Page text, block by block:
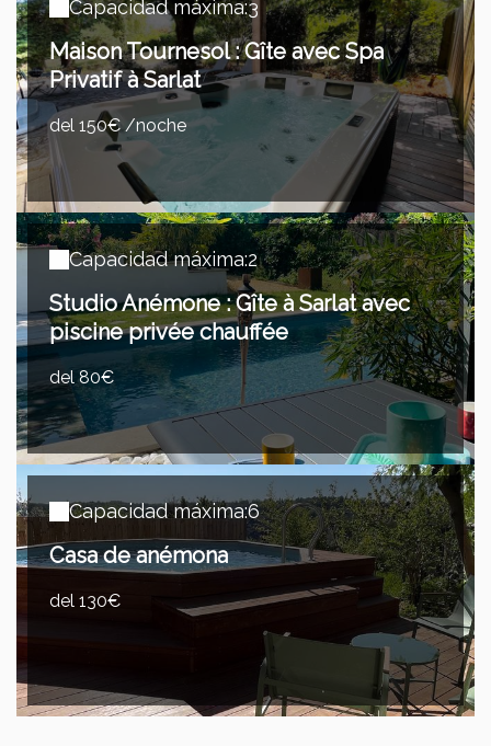
Capacidad máxima:3
Maison Tournesol : Gîte avec Spa
Privatif à Sarlat
del 150€ /noche
Capacidad máxima:2
Studio Anémone : Gîte à Sarlat avec
piscine privée chauffée
del 80€
Capacidad máxima:6
Casa de anémona
del 130€